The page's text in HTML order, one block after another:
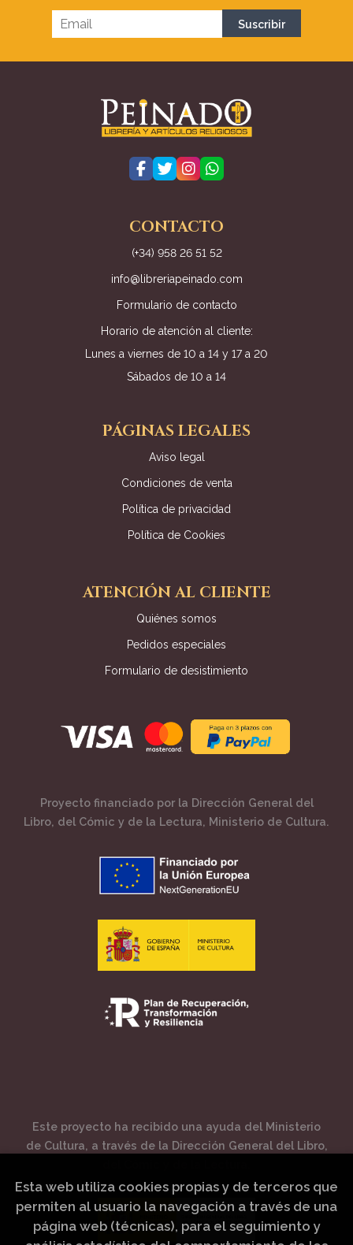
CONTACTO
(+34) 958 26 51 52
info@libreriapeinado.com
Formulario de contacto
Horario de atención al cliente:
Lunes a viernes de 10 a 14 y 17 a 20
Sábados de 10 a 14
PÁGINAS LEGALES
Aviso legal
Condiciones de venta
Política de privacidad
Política de Cookies
ATENCIÓN AL CLIENTE
Quiénes somos
Pedidos especiales
Formulario de desistimiento
Proyecto financiado por la Dirección General del
Libro, del Cómic y de la Lectura, Ministerio de Cultura.
Este proyecto ha recibido una ayuda del Ministerio
de Cultura, a través de la Dirección General del Libro,
Esta web utiliza cookies propias y de terceros que
permiten al usuario la navegación a través de una
página web (técnicas), para el seguimiento y